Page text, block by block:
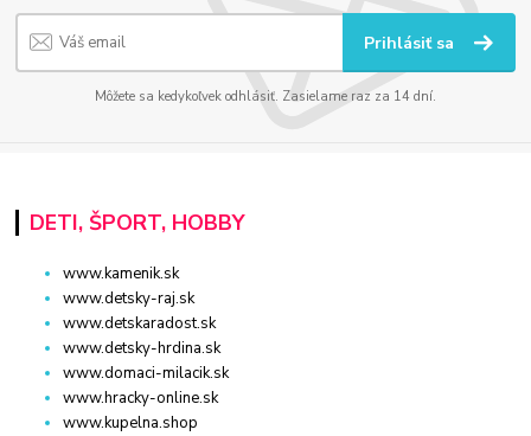
Prihlásiť sa
Môžete sa kedykoľvek odhlásiť. Zasielame raz za 14 dní.
DETI, ŠPORT, HOBBY
www.kamenik.sk
www.detsky-raj.sk
www.detskaradost.sk
www.detsky-hrdina.sk
www.domaci-milacik.sk
www.hracky-online.sk
www.kupelna.shop